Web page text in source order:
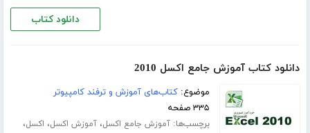
دانلود کتاب
دانلود کتاب آموزش جامع اکسل 2010
موضوع:کتاب‌های آموزش و ترفند کامپیوتر
۳۳۵ صفحه
برچسب‌ها:آموزش جامع اکسل،آموزش اکسل، اکسل،